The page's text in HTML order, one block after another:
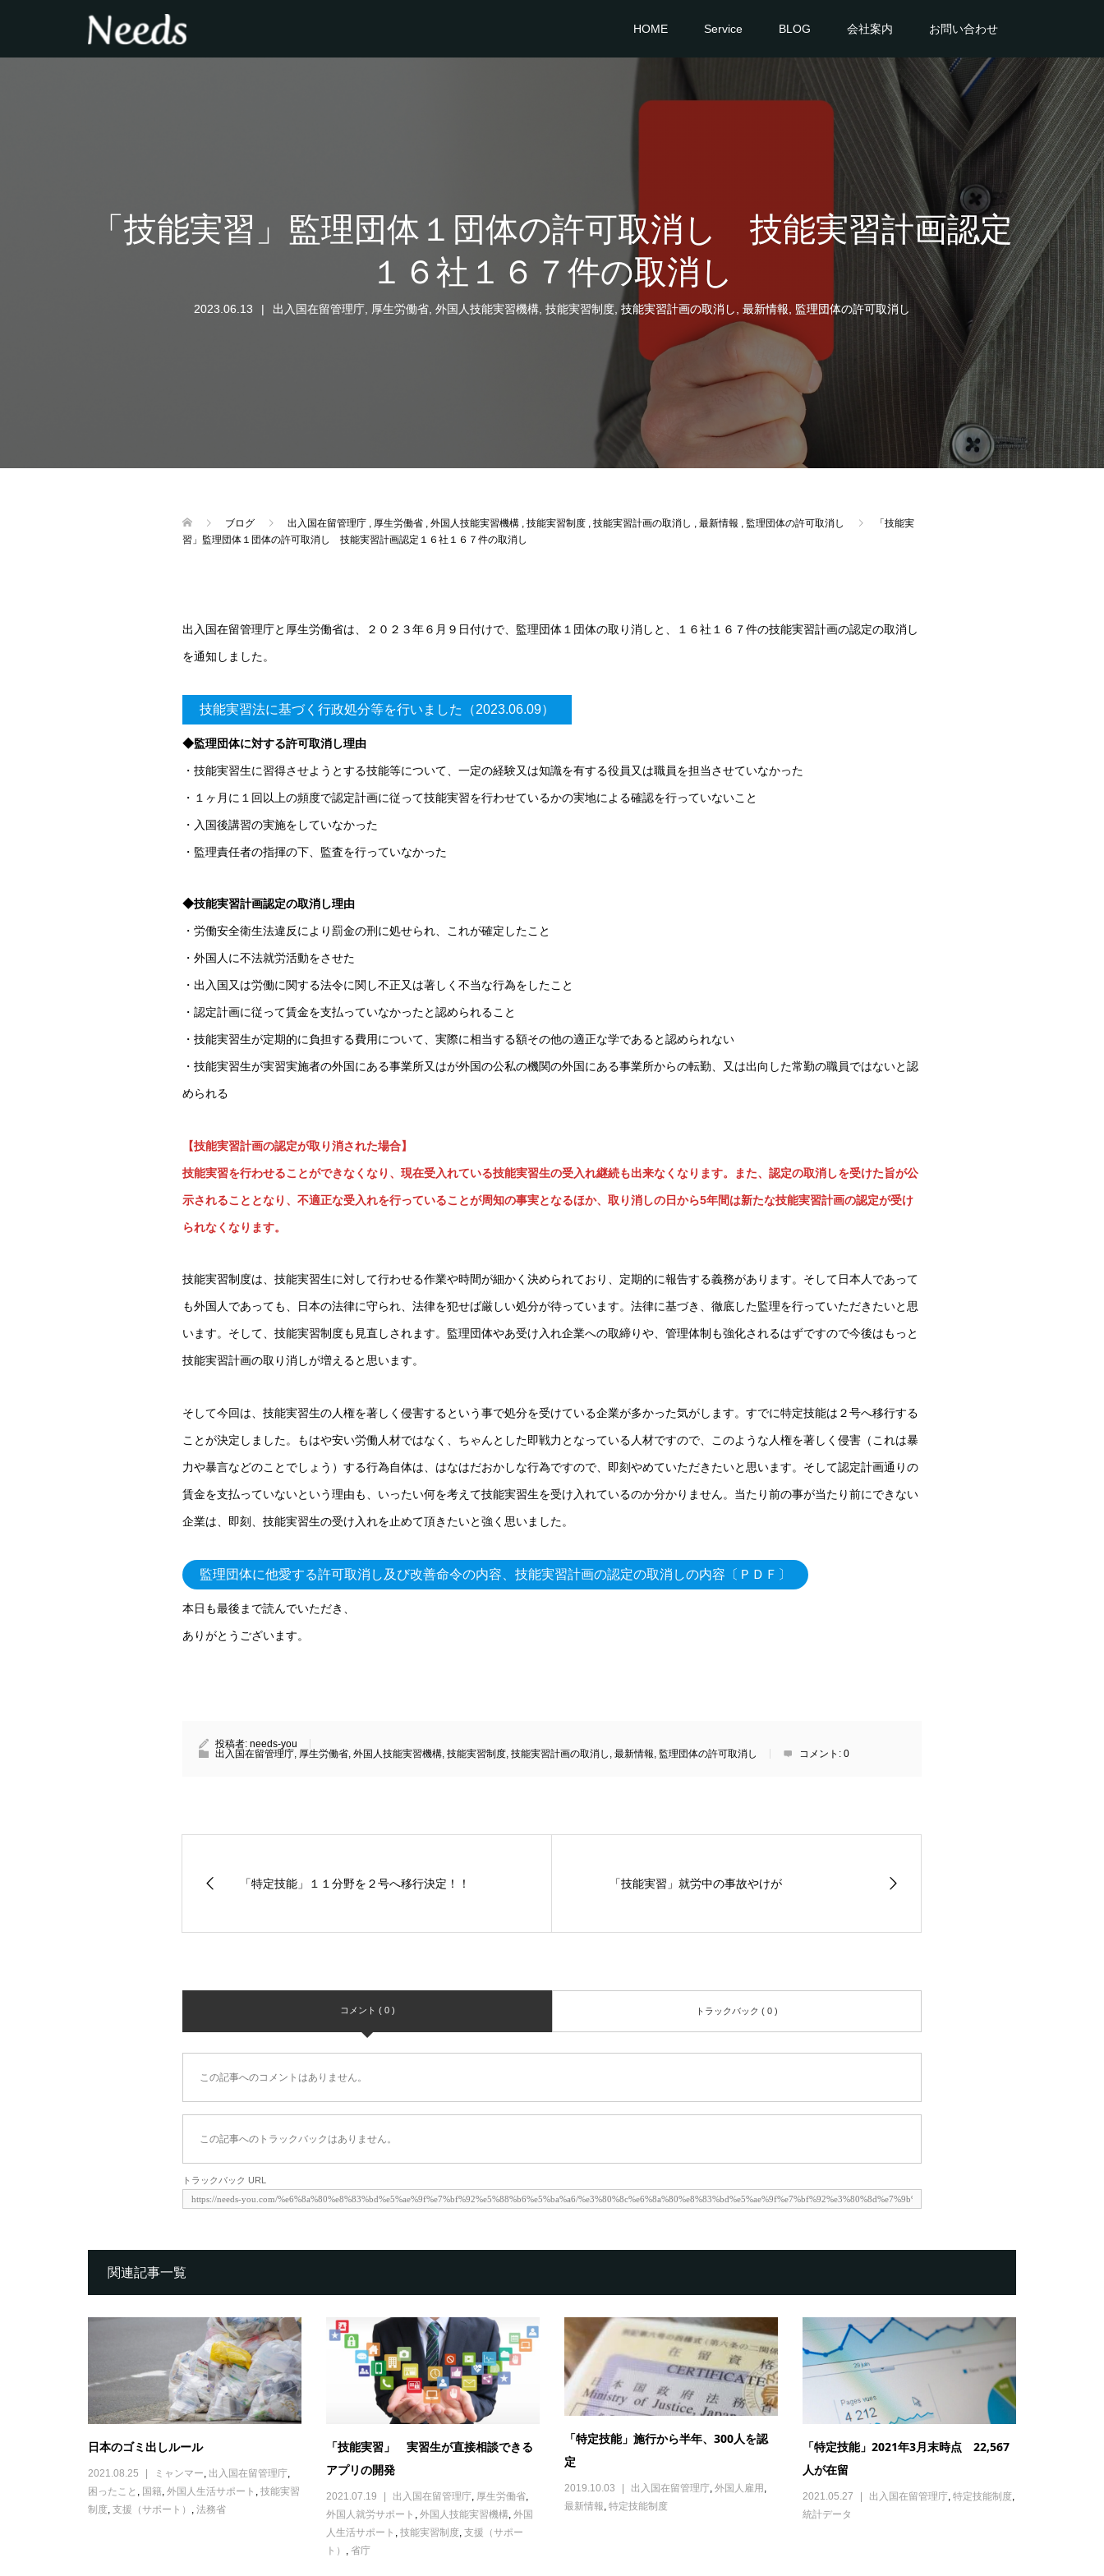
HOME Service BLOG 会社案内 お問い合わせ
「技能実習」監理団体１団体の許可取消し 技能実習計画認定
１６社１６７件の取消し
2023.06.13 出入国在留管理庁 厚生労働省 外国人技能実習機構 技能実習制度 ,技能実習計画の取消し 最新情報 監理団体の許可取消し
ブログ 出入国在留管理庁 厚生労働省 外国人技能実習機構 技能実習制度 技能実習計画の取消し 最新情報 監理団体の許可取消し
「技能実
習」監理団体１団体の許可取消し 技能実習計画認定１６社１６７件の取消し
出入国在留管理庁と厚生労働省は、２０２３年６月９日付けで、監理団体１団体の取り消しと、１６社１６７件の技能実習計画の認定の取消し
を通知しました。
技能実習法に基づく行政処分等を行いました（2023.06.09）
◆監理団体に対する許可取消し理由
・技能実習生に習得させようとする技能等について、一定の経験又は知識を有する役員又は職員を担当させていなかった
・１ヶ月に１回以上の頻度で認定計画に従って技能実習を行わせているかの実地による確認を行っていないこと
・入国後講習の実施をしていなかった
・監理責任者の指揮の下、監査を行っていなかった
◆技能実習計画認定の取消し理由
・労働安全衛生法違反により罰金の刑に処せられ、これが確定したこと
・外国人に不法就労活動をさせた
・出入国又は労働に関する法令に関し不正又は著しく不当な行為をしたこと
・認定計画に従って賃金を支払っていなかったと認められること
・技能実習生が定期的に負担する費用について、実際に相当する額その他の適正な学であると認められない
・技能実習生が実習実施者の外国にある事業所又はが外国の公私の機関の外国にある事業所からの転勤、又は出向した常勤の職員ではないと認
められる
【技能実習計画の認定が取り消された場合】
技能実習を行わせることができなくなり、現在受入れている技能実習生の受入れ継続も出来なくなります。また、認定の取消しを受けた旨が公
示されることとなり、不適正な受入れを行っていることが周知の事実となるほか、取り消しの日から5年間は新たな技能実習計画の認定が受け
られなくなります。
技能実習制度は、技能実習生に対して行わせる作業や時間が細かく決められており、定期的に報告する義務があります。そして日本人であって
も外国人であっても、日本の法律に守られ、法律を犯せば厳しい処分が待っています。法律に基づき、徹底した監理を行っていただきたいと思
います。そして、技能実習制度も見直しされます。監理団体やあ受け入れ企業への取締りや、管理体制も強化されるはずですので今後はもっと
技能実習計画の取り消しが増えると思います。
そして今回は、技能実習生の人権を著しく侵害するという事で処分を受けている企業が多かった気がします。すでに特定技能は２号へ移行する
ことが決定しました。もはや安い労働人材ではなく、ちゃんとした即戦力となっている人材ですので、このような人権を著しく侵害（これは暴
力や暴言などのことでしょう）する行為自体は、はなはだおかしな行為ですので、即刻やめていただきたいと思います。そして認定計画通りの
賃金を支払っていないという理由も、いったい何を考えて技能実習生を受け入れているのか分かりません。当たり前の事が当たり前にできない
企業は、即刻、技能実習生の受け入れを止めて頂きたいと強く思いました。
監理団体に他愛する許可取消し及び改善命令の内容、技能実習計画の認定の取消しの内容〔ＰＤＦ〕
本日も最後まで読んでいただき、
ありがとうございます。
投稿者: needs-you
出入国在留管理庁, 厚生労働省, 外国人技能実習機構, 技能実習制度, 技能実習計画の取消し , 最新情報, 監理団体の許可取消し コメント: 0
「特定技能」１１分野を２号へ移行決定！！ 「技能実習」就労中の事故やけが
コメント ( 0 ) トラックバック ( 0 )
この記事へのコメントはありません。
この記事へのトラックバックはありません。
トラックバック URL
関連記事一覧
日本のゴミ出しルール
2021.08.25 ミャンマー, 出入国在留管理庁,
困ったこと , 国籍, 外国人生活サポート , 技能実習
制度, 支援（サポート） , 法務省
「技能実習」 実習生が直接相談できる
アプリの開発
2021.07.19 出入国在留管理庁, 厚生労働省,
外国人就労サポート , 外国人技能実習機構, 外国
人生活サポート , 技能実習制度, 支援（サポー
ト） , 省庁
「特定技能」施行から半年、300人を認
定
2019.10.03 出入国在留管理庁 外国人雇用
最新情報 特定技能制度
「特定技能」2021年3月末時点 22,567
人が在留
2021.05.27 出入国在留管理庁, 特定技能制度,
統計データ